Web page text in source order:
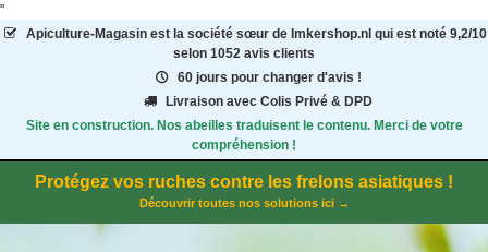
"
Apiculture-Magasinest la société sœur de Imkershop.nl qui est noté 9,2/10
selon 1052 avis clients
60 jours pour changer d'avis !
Livraison avec Colis Privé & DPD
Site en construction. Nos abeilles traduisent le contenu. Merci de votre
compréhension !
Protégez vos ruches contre les frelons asiatiques !
Découvrir toutes nos solutions ici →